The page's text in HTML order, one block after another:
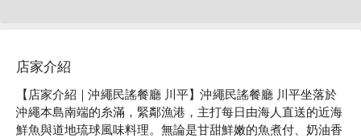
店家介紹
【店家介紹｜沖繩民謠餐廳 川平】沖繩民謠餐廳 川平坐落於
沖繩本島南端的糸滿，緊鄰漁港，主打每日由海人直送的近海
鮮魚與道地琉球風味料理。無論是甘甜鮮嫩的魚煮付、奶油香